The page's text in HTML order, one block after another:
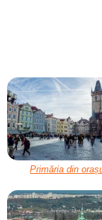
Primăria din